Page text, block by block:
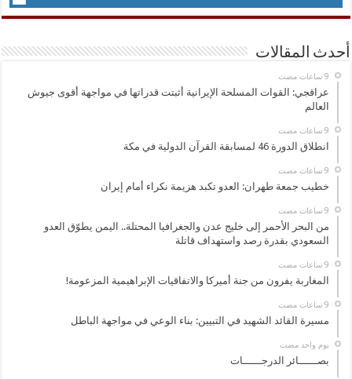
أحدث المقالات
عراقجي: القوات المسلحة الإيرانية أثبتت قدراتها في مواجهة أقوى جيوش
العالم
انطلاق الدورة 46 لمسابقة القرآن الدولية في مكة
خطيب جمعة طهران: العدو تكبد هزيمة نكراء أمام إيران
من البحر الأحمر إلى خليج عدن والجغرافيا المحتلة.. اليمن يطوّق العدو
السعودي بقدرة رصد واستهداف قاتلة
المغاربة يفرون من جنة أميركا والاتفاقيات الإبراهيمية المزعومة!
مسيرة القائد الشهيد في التبيين: بناء الوعي في مواجهة الباطل
‏يوم واحد مضت
بصــــــائر الدرجــــــات